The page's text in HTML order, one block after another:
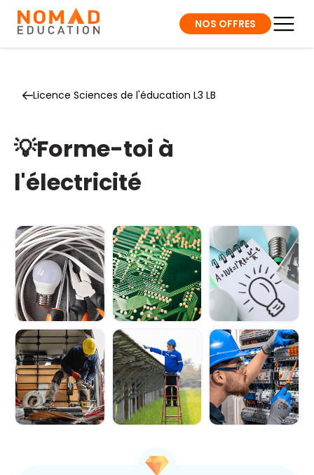
NOS OFFRES
Licence Sciences de l'éducation L3 LB
💡Forme-toi à
l'électricité
Module 1 - Les
bases de
l'électricité
Explorer le
circuit
électriqu...
Module 3 -
Manipuler les
principales for...
fonctionnement...